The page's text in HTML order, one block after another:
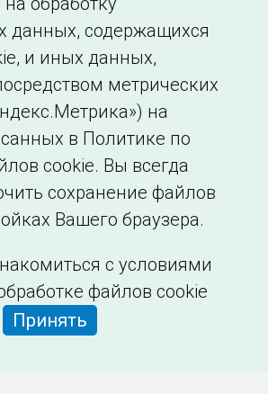
организации
данных, содержащихся
и иных данных,
метрических
на
в Политике по
cookie. Вы всегда
сохранение файлов
Вашего браузера.
с условиями
файлов cookie
Принять